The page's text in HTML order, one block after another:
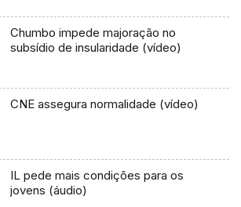
Chumbo impede majoração no
subsídio de insularidade (vídeo)
CNE assegura normalidade (vídeo)
IL pede mais condições para os
jovens (áudio)